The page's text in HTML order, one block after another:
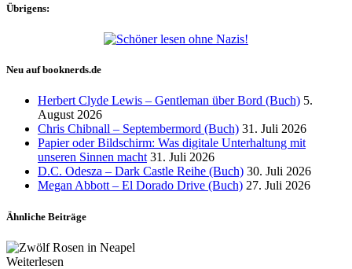
Übrigens:
Neu auf booknerds.de
Herbert Clyde Lewis – Gentleman über Bord (Buch) 5.
August 2026
Chris Chibnall – Septembermord (Buch) 31. Juli 2026
Papier oder Bildschirm: Was digitale Unterhaltung mit
unseren Sinnen macht 31. Juli 2026
D.C. Odesza – Dark Castle Reihe (Buch) 30. Juli 2026
Megan Abbott – El Dorado Drive (Buch) 27. Juli 2026
Ähnliche Beiträge
Weiterlesen